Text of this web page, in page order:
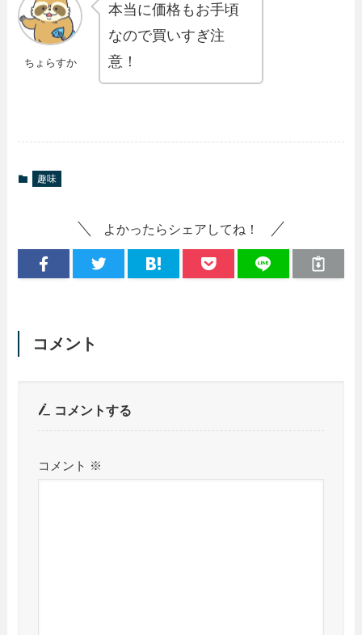
ちょらすか
本当に価格もお手頃
なので買いすぎ注
意！
趣味
よかったらシェアしてね！
コメント
コメントする
コメント ※